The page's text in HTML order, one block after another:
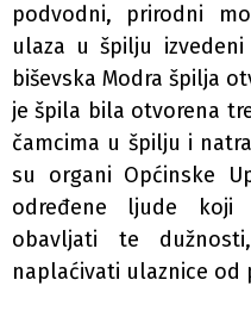
podvodni, prirodni
ulaza u špilju
biševska Modra špilja
je špila bila otvorena
čamcima u špilju i
su organi Općinske
određene ljude
obavljati te
naplaćivati ulaznice od